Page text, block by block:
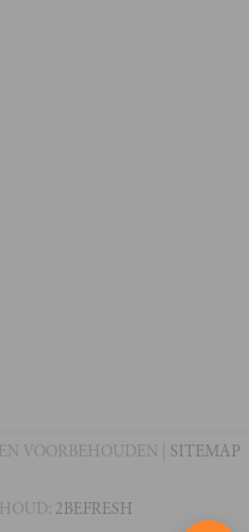
VOORBEHOUDEN | SITEMAP
2BEFRESH